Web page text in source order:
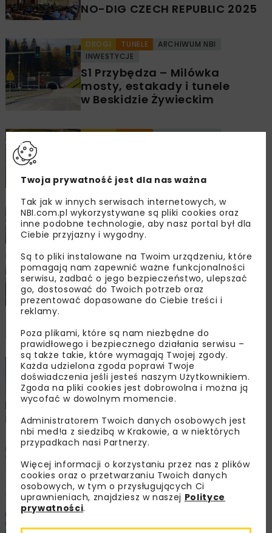
NO-DIG CZECH REPUBLIC 2025
DROGI TUNELE
ARCHIWUM NBI
INWESTYCJE
S1 Przybędza – Milówka
mosty, estakady i tunele
w Beskidzie Żywieckim
DROGI TUNELE
ARCHIWUM NBI
Tunelowe
DROGI KOLEJ MOSTY
ARCHIWUM NBI
WYDARZENIA
Platynowy jubileusz
prof. Adama Wysokowskiego
Jerzy Howis
Infrastruktura Komunikacyjna
Sp. z o.o.
MOSTY ARCHIWUM NBI TECHNOLOGIE
Rekordowej długości mosty
wiszące na świecie
KOLEJ MOSTY
WYDARZENIA
NOVKOL 2025 – perspektywy
rozwoju kolei
Twoja prywatność jest dla nas ważna
Tak jak w innych serwisach internetowych, w
NBI.com.pl wykorzystywane są pliki cookies oraz
inne podobne technologie, aby nasz portal był dla
Ciebie przyjazny i wygodny.
Są to pliki instalowane na Twoim urządzeniu, które
pomagają nam zapewnić ważne funkcjonalności
serwisu, zadbać o jego bezpieczeństwo, ulepszać
go, dostosować do Twoich potrzeb oraz
prezentować dopasowane do Ciebie treści i
reklamy.
Poza plikami, które są nam niezbędne do
prawidłowego i bezpiecznego działania serwisu –
są także takie, które wymagają Twojej zgody.
Każda udzielona zgoda poprawi Twoje
doświadczenia jeśli jesteś naszym Użytkownikiem.
Zgoda na pliki cookies jest dobrowolna i można ją
wycofać w dowolnym momencie.
Administratorem Twoich danych osobowych jest
nbi med!a z siedzibą w Krakowie, a w niektórych
przypadkach nasi Partnerzy.
Więcej informacji o korzystaniu przez nas z plików
cookies oraz o przetwarzaniu Twoich danych
osobowych, w tym o przysługujących Ci
uprawnieniach, znajdziesz w naszej Polityce
prywatności.